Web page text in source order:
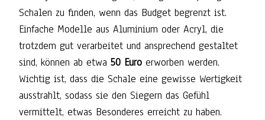
Schalen zu finden, wenn das Budget begrenzt ist.
Einfache Modelle aus Aluminium oder Acryl, die
trotzdem gut verarbeitet und ansprechend gestaltet
sind, können ab etwa 50 Euro erworben werden.
Wichtig ist, dass die Schale eine gewisse Wertigkeit
ausstrahlt, sodass sie den Siegern das Gefühl
vermittelt, etwas Besonderes erreicht zu haben.